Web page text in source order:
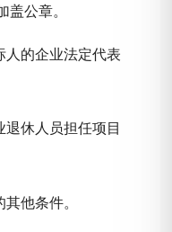
盖公章。
人的企业法定代表
休人员担任项目
他条件。